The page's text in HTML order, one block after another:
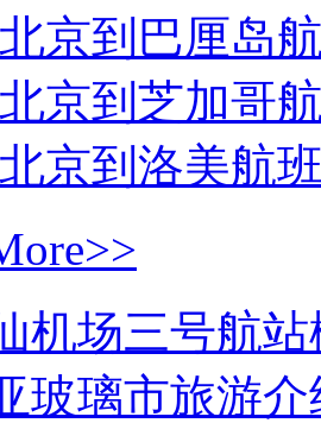
北京到巴厘岛
北京到芝加哥
北京到洛美航
机场三号航站
玻璃市旅游介